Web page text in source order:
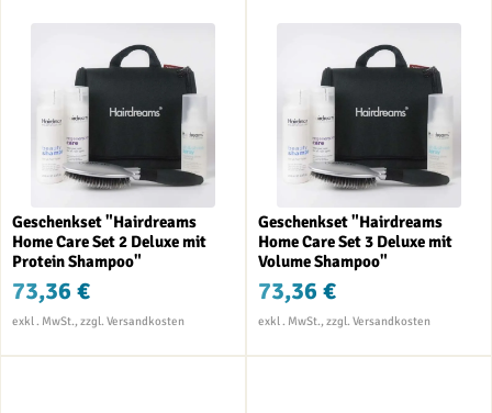
Geschenkset "Hairdreams
Home Care Set 2 Deluxe mit
Protein Shampoo"
73,36 €
Geschenkset "Hairdreams
Home Care Set 3 Deluxe mit
Volume Shampoo"
73,36 €